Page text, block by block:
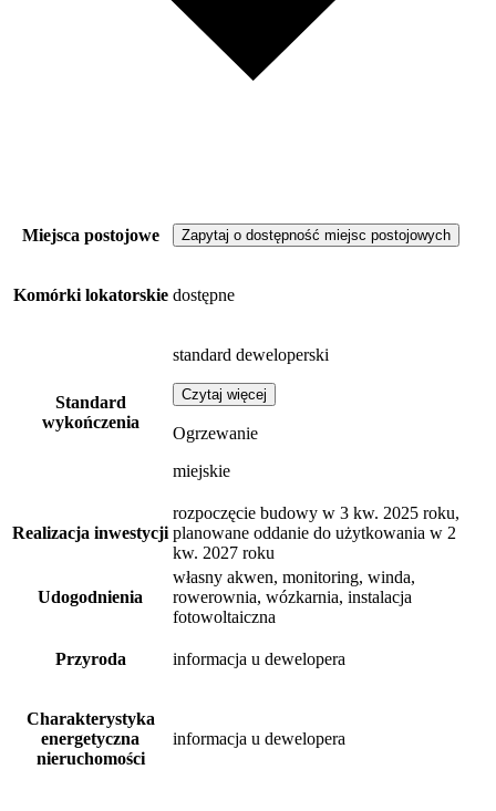
Miejsca postojowe Zapytaj o dostępność miejsc postojowych
Komórki lokatorskie dostępne
Standard
wykończenia
standard deweloperski
Czytaj więcej
Ogrzewanie
miejskie
Realizacja inwestycji
rozpoczęcie budowy w 3 kw. 2025 roku,
planowane oddanie do użytkowania w 2
kw. 2027 roku
Udogodnienia
własny akwen, monitoring, winda,
rowerownia, wózkarnia, instalacja
fotowoltaiczna
Przyroda informacja u dewelopera
Charakterystyka
energetyczna
nieruchomości
informacja u dewelopera